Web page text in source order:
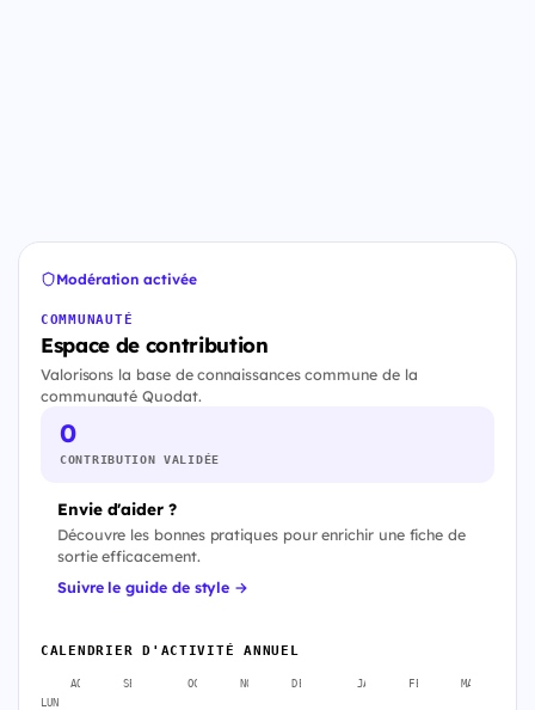
Modération activée
COMMUNAUTÉ
Espace de contribution
Valorisons la base de connaissances commune de la
communauté Quodat.
0
CONTRIBUTION VALIDÉE
Envie d'aider ?
Découvre les bonnes pratiques pour enrichir une fiche de
sortie efficacement.
Suivre le guide de style →
CALENDRIER D'ACTIVITÉ ANNUEL
AOÛT SEPT. OCT. NOV. DÉC. JANV. FÉVR. MARS
LUN